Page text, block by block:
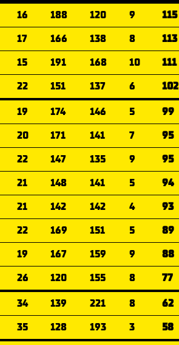
16 188 120 9 115
17 166 138 8 113
15 191 168 10 111
22 151 137 6 102
19 174 146 5 99
20 171 141 7 95
22 147 135 9 95
21 148 141 5 94
21 142 142 4 93
22 169 151 5 89
19 167 159 9 88
26 120 155 8 77
34 139 221 8 62
35 128 193 3 58